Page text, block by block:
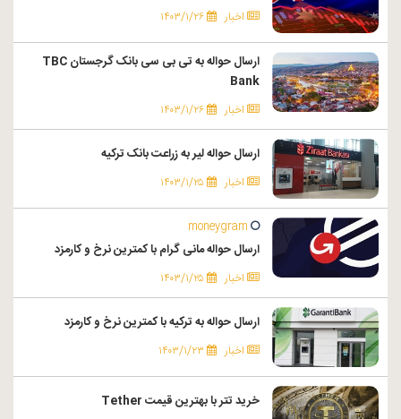
اخبار ۱۴۰۳/۱/۲۶
ارسال حواله به تی بی سی بانک گرجستان TBC
Bank
اخبار ۱۴۰۳/۱/۲۶
ارسال حواله لیر به زراعت بانک ترکیه
اخبار ۱۴۰۳/۱/۲۵
moneygram
ارسال حواله مانی گرام با کمترین نرخ و کارمزد
اخبار ۱۴۰۳/۱/۲۵
ارسال حواله به ترکیه با کمترین نرخ و کارمزد
اخبار ۱۴۰۳/۱/۲۳
خرید تتر با بهترین قیمت Tether